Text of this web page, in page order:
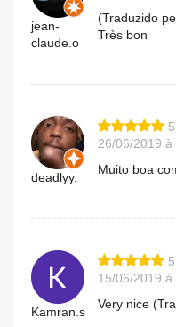
jean-
claude.o
(Traduzido
Très bon
deadlyy.
26/06/2019 à
Muito boa
Kamran.s
15/06/2019 à
Very nice